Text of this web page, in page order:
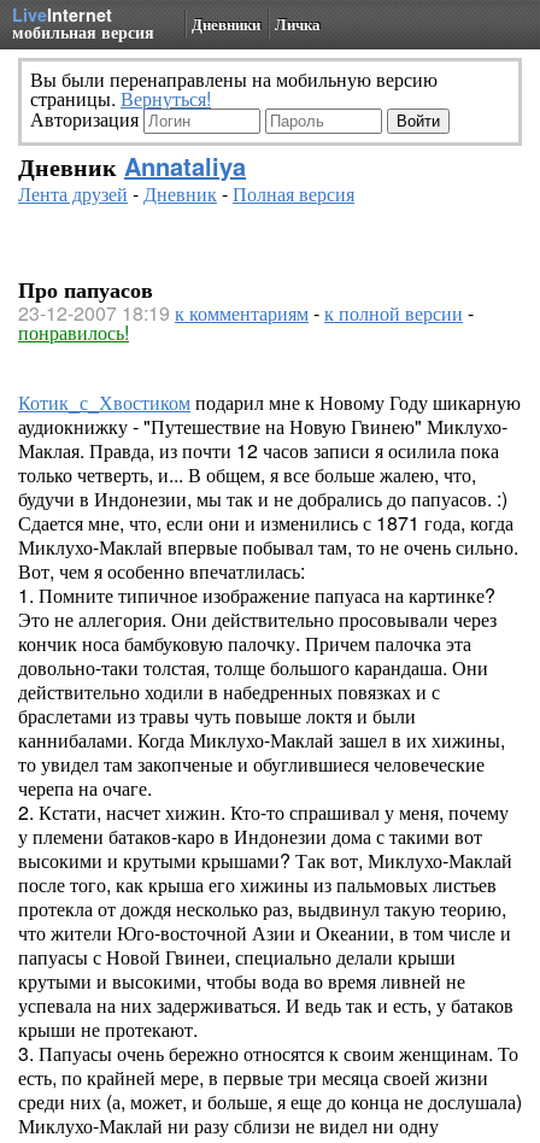
LiveInternet
мобильная версия Дневники Личка
Вы были перенаправлены на мобильную версию
страницы. Вернуться!
Авторизация
Дневник Annataliya
Лента друзей -Дневник-Полная версия
Про папуасов
23-12-2007 18:19 к комментариям-к полной версии -
понравилось!
Котик_с_Хвостикомподарил мне к Новому Году шикарную
аудиокнижку - "Путешествие на Новую Гвинею" Миклухо-
Маклая. Правда, из почти 12 часов записи я осилила пока
только четверть, и... В общем, я все больше жалею, что,
будучи в Индонезии, мы так и не добрались до папуасов. :)
Сдается мне, что, если они и изменились с 1871 года, когда
Миклухо-Маклай впервые побывал там, то не очень сильно.
Вот, чем я особенно впечатлилась:
1. Помните типичное изображение папуаса на картинке?
Это не аллегория. Они действительно просовывали через
кончик носа бамбуковую палочку. Причем палочка эта
довольно-таки толстая, толще большого карандаша. Они
действительно ходили в набедренных повязках и с
браслетами из травы чуть повыше локтя и были
каннибалами. Когда Миклухо-Маклай зашел в их хижины,
то увидел там закопченые и обуглившиеся человеческие
черепа на очаге.
2. Кстати, насчет хижин. Кто-то спрашивал у меня, почему
у племени батаков-каро в Индонезии дома с такими вот
высокими и крутыми крышами? Так вот, Миклухо-Маклай
после того, как крыша его хижины из пальмовых листьев
протекла от дождя несколько раз, выдвинул такую теорию,
что жители Юго-восточной Азии и Океании, в том числе и
папуасы с Новой Гвинеи, специально делали крыши
крутыми и высокими, чтобы вода во время ливней не
успевала на них задерживаться. И ведь так и есть, у батаков
крыши не протекают.
3. Папуасы очень бережно относятся к своим женщинам. То
есть, по крайней мере, в первые три месяца своей жизни
среди них (а, может, и больше, я еще до конца не дослушала)
Миклухо-Маклай ни разу сблизи не видел ни одну